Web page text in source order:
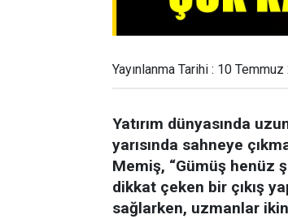
Yayınlanma Tarihi : 10
Yatırım dünyasında
yarısında sahneye
Memiş, “Gümüş henüz
dikkat çeken bir çıkış
sağlarken, uzmanlar